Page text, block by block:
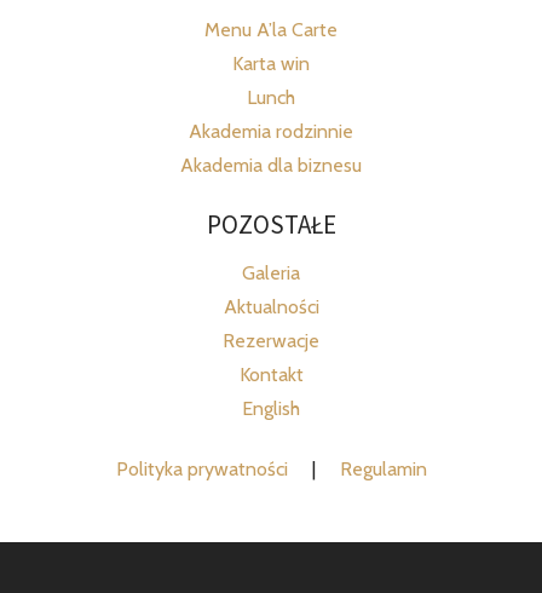
Menu A’la Carte
Karta win
Lunch
Akademia rodzinnie
Akademia dla biznesu
POZOSTAŁE
Galeria
Aktualności
Rezerwacje
Kontakt
English
Polityka prywatności Regulamin